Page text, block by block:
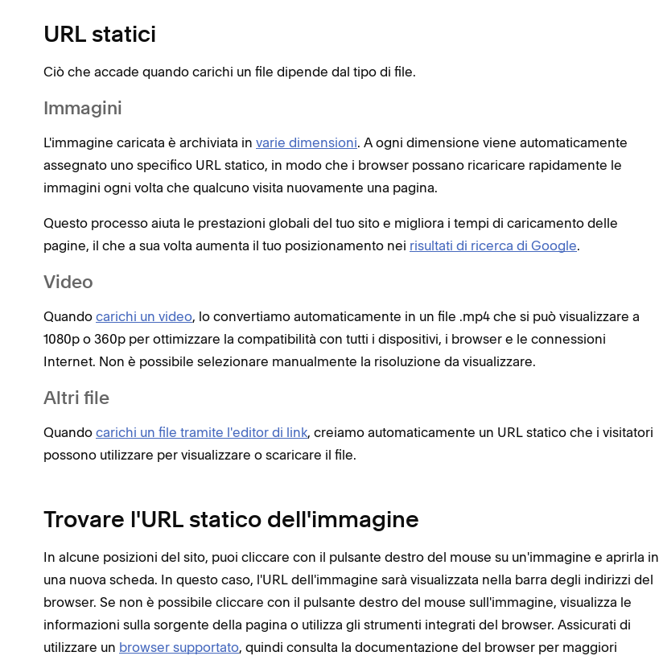
URL statici
Ciò che accade quando carichi un file dipende dal tipo di file.
Immagini
L'immagine caricata è archiviata in varie dimensioni. A ogni dimensione viene automaticamente
assegnato uno specifico URL statico, in modo che i browser possano ricaricare rapidamente le
immagini ogni volta che qualcuno visita nuovamente una pagina.
Questo processo aiuta le prestazioni globali del tuo sito e migliora i tempi di caricamento delle
pagine, il che a sua volta aumenta il tuo posizionamento nei risultati di ricerca di Google.
Video
Quando carichi un video, lo convertiamo automaticamente in un file .mp4 che si può visualizzare a
1080p o 360p per ottimizzare la compatibilità con tutti i dispositivi, i browser e le connessioni
Internet. Non è possibile selezionare manualmente la risoluzione da visualizzare.
Altri file
Quando carichi un file tramite l'editor di link, creiamo automaticamente un URL statico che i visitatori
possono utilizzare per visualizzare o scaricare il file.
Trovare l'URL statico dell'immagine
In alcune posizioni del sito, puoi cliccare con il pulsante destro del mouse su un'immagine e aprirla in
una nuova scheda. In questo caso, l'URL dell'immagine sarà visualizzata nella barra degli indirizzi del
browser. Se non è possibile cliccare con il pulsante destro del mouse sull'immagine, visualizza le
informazioni sulla sorgente della pagina o utilizza gli strumenti integrati del browser. Assicurati di
utilizzare un browser supportato, quindi consulta la documentazione del browser per maggiori